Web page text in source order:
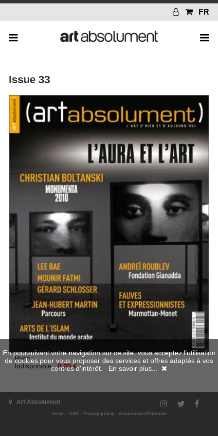
FR
Issue 33
Price :
Indisponible
0.00 €
Available in digital
Art Absolument
Terms- CGV- Privacy policy- Annonceurs/Publicité
En poursuivant votre navigation sur ce site, vous acceptez l'utilisation
de cookies pour vous proposer des services et offres adaptés à vos
centres d'intérêt. En savoir plus...